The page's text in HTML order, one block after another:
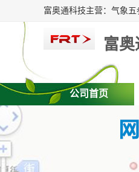
富奥
公司首页